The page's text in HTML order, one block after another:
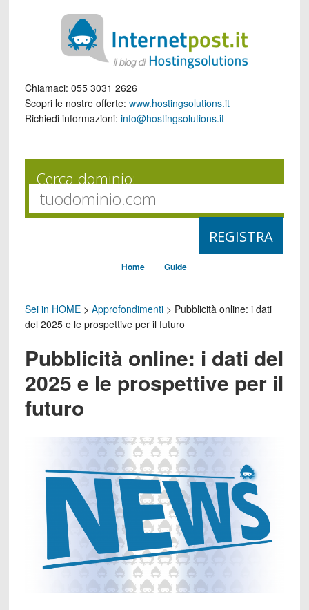
Chiamaci: 055 3031 2626
Scopri le nostre offerte: www.hostingsolutions.it
Richiedi informazioni: info@hostingsolutions.it
Cerca dominio:
Home Guide
Sei in HOME> Approfondimenti> Pubblicità online: i dati
del 2025 e le prospettive per il futuro
Pubblicità online: i dati del
2025 e le prospettive per il
futuro